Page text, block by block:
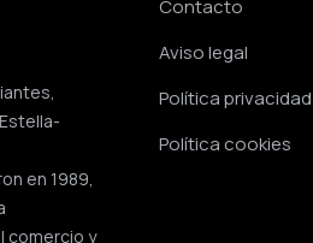
en 1989,
comercio y
Contacto
Aviso legal
Política privacidad
Política cookies